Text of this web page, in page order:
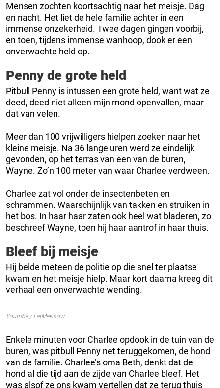
Mensen zochten koortsachtig naar het meisje. Dag
en nacht. Het liet de hele familie achter in een
immense onzekerheid. Twee dagen gingen voorbij,
en toen, tijdens immense wanhoop, dook er een
onverwachte held op.
Penny de grote held
Pitbull Penny is intussen een grote held, want wat ze
deed, deed niet alleen mijn mond openvallen, maar
dat van velen.
Meer dan 100 vrijwilligers hielpen zoeken naar het
kleine meisje. Na 36 lange uren werd ze eindelijk
gevonden, op het terras van een van de buren,
Wayne. Zo’n 100 meter van waar Charlee verdween.
Charlee zat vol onder de insectenbeten en
schrammen. Waarschijnlijk van takken en struiken in
het bos. In haar haar zaten ook heel wat bladeren, zo
beschreef Wayne, toen hij haar aantrof in haar thuis.
Bleef bij meisje
Hij belde meteen de politie op die snel ter plaatse
kwam en het meisje hielp. Maar kort daarna kreeg dit
verhaal een onverwachte wending.
Youtube / LetMeKnow
Enkele minuten voor Charlee opdook in de tuin van de
buren, was pitbull Penny net teruggekomen, de hond
van de familie. Charlee’s oma Beth, denkt dat de
hond al die tijd aan de zijde van Charlee bleef. Het
was alsof ze ons kwam vertellen dat ze terug thuis